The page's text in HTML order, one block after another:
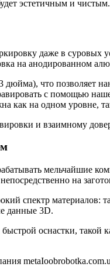
эстетичным и чистым.
даже в
на
что позволяет
с помощью
как на одном
и взаимному
мельчайшие
на
спектр материалов:
данные 3D.
оснастки,